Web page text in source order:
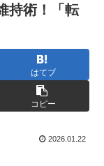
持術！「転
はてブ
コピー
2026.01.22